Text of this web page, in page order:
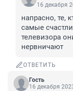
16 декабря
напрасно, те,
самые
телевизора
нервничают
ОТВЕТИТЬ
Гость
16 декабря